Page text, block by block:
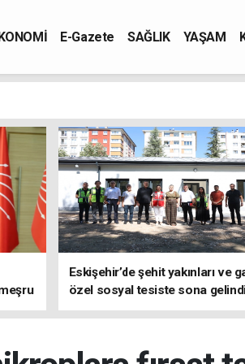
E-Gazete SAĞLIK YAŞAM
Eskişehir’de şehit yakınları ve
özel sosyal tesiste sona